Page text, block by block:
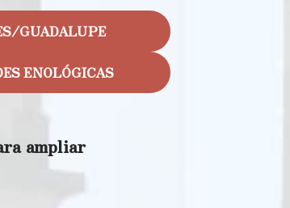
GUADALUPE
ENOLÓGICAS
ampliar